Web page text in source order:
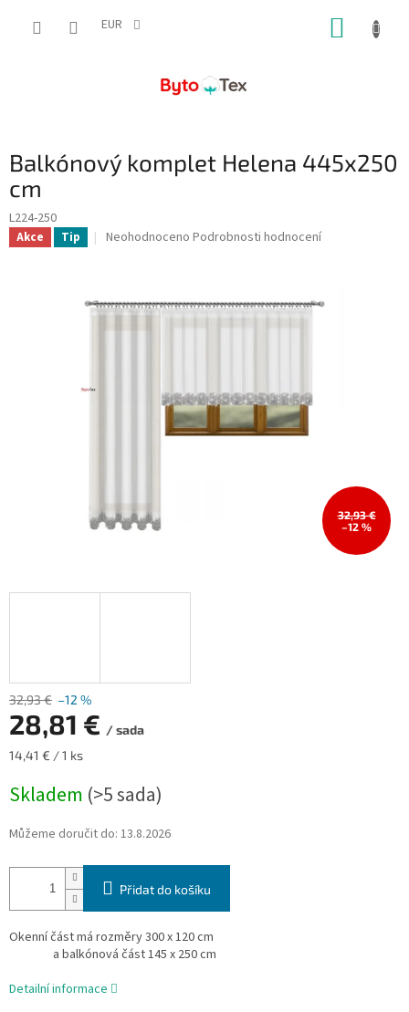
EUR
Balkónový komplet Helena 445x250
cm
L224-250
Akce Tip
Průměrné
0,0
Neohodnoceno Podrobnosti hodnocení
32,93 €
–12 %
32,93 € –12 %
28,81 € / sada
Měrná
14,41 € / 1 ks
Skladem (>5 sada)
Můžeme doručit do: 13.8.2026
Přidat do košíku
Okenní část má rozměry 300 x 120 cm
a balkónová část 145 x 250 cm
Detailní informace